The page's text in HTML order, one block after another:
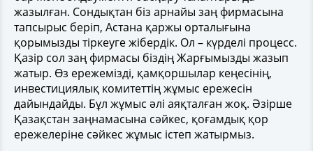
жазылған. Сондықтан біз арнайы заң фирмасына
тапсырыс беріп, Астана қаржы орталығына
қорымызды тіркеуге жібердік. Ол – күрделі процесс.
Қазір сол заң фирмасы біздің Жарғымызды жазып
жатыр. Өз ережемізді, қамқоршылар кеңесінің,
инвестициялық комитеттің жұмыс ережесін
дайындайды. Бұл жұмыс әлі аяқталған жоқ. Әзірше
Қазақстан заңнамасына сәйкес, қоғамдық қор
ережелеріне сәйкес жұмыс істеп жатырмыз.